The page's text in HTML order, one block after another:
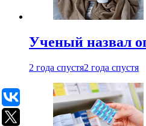
Ученый назвал
2 года спустя2 года спустя